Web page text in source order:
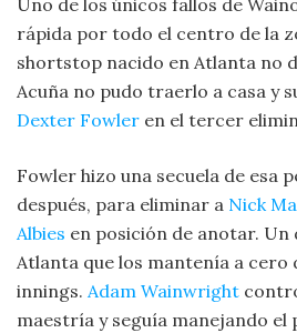
Uno de los únicos fallos de
rápida por todo el centro de la
shortstop nacido en Atlanta no
Acuña no pudo traerlo a casa y
Dexter Fowler en el tercer
Fowler hizo una secuela de esa
después, para eliminar a Nick
Albies en posición de anotar. Un
Atlanta que los mantenía a cero
innings. Adam Wainwright
maestría y seguía manejando el